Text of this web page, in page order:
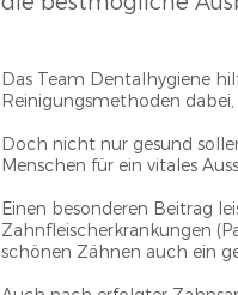
Das Team Dentalhygiene
Reinigungsmethoden
Doch nicht nur gesund
Menschen für ein vitales
Einen besonderen Beitrag
Zahnfleischerkrankungen
schönen Zähnen auch ein